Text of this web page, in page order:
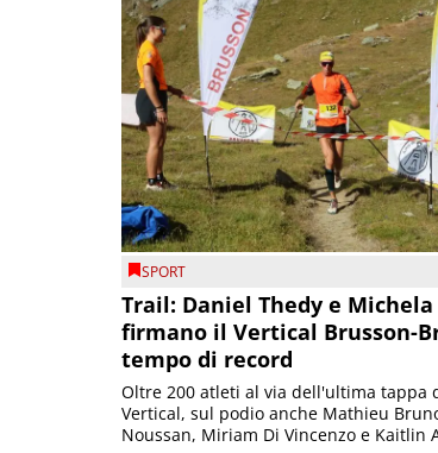
SPORT
Trail: Daniel Thedy e Michela
firmano il Vertical Brusson-
tempo di record
Oltre 200 atleti al via dell'ultima tappa
Vertical, sul podio anche Mathieu
Noussan, Miriam Di Vincenzo e Kaitlin